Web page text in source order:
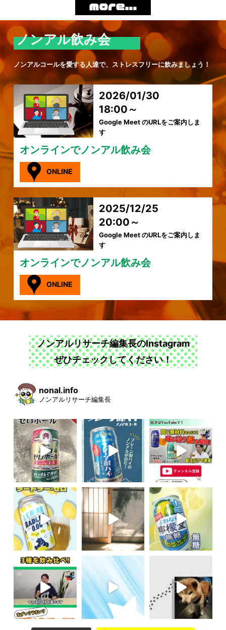
ノンアル飲み会
ノンアルコールを愛する人達で、ストレスフリーに飲みましょう！
2026/01/30
18:00～
Google Meet のURLをご案内しま
す
オンラインでノンアル飲み会
ONLINE
2025/12/25
20:00～
Google Meet のURLをご案内しま
す
オンラインでノンアル飲み会
ONLINE
ノンアルリサーチ編集長のInstagram
ぜひチェックしてください！
nonal.info
ノンアルリサーチ編集長